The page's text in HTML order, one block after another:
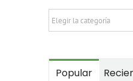
Categories
Popular